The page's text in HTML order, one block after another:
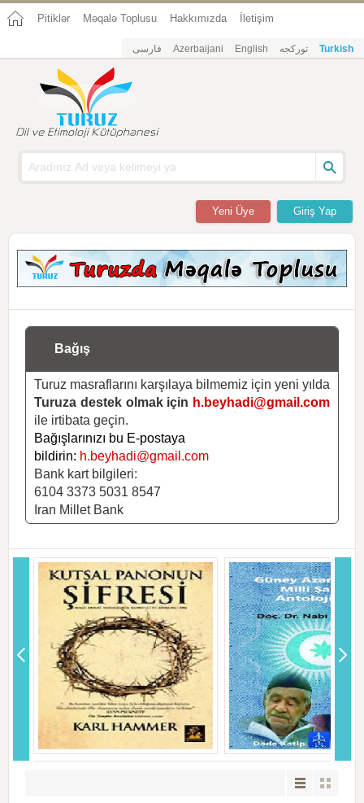
Pitiklər Məqalə Toplusu Hakkımızda İletişim
فارسی Azerbaijani English تورکجه Turkish
Giriş Yap
Yeni Üye
Bağış
Turuz masraflarını karşılaya bilmemiz için yeni yılda
Turuza destek olmak için h.beyhadi@gmail.com
ile irtibata geçin.
Bağışlarınızı bu E-postaya
bildirin: h.beyhadi@gmail.com
Bank kart bilgileri:
6104 3373 5031 8547
Iran Millet Bank